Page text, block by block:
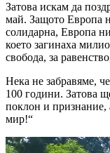
Затова искам да
май. Защото Европа
солидарна, Европа
което загинаха
свобода, за
Нека не забравяме,
100 години. Затова
поклон и признание,
мир!“